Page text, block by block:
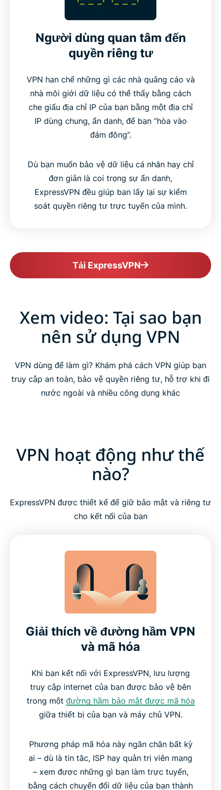
Người dùng quan tâm đến
quyền riêng tư
VPN hạn chế những gì các nhà quảng cáo và
nhà môi giới dữ liệu có thể thấy bằng cách
che giấu địa chỉ IP của bạn bằng một địa chỉ
IP dùng chung, ẩn danh, để bạn “hòa vào
đám đông”.
Dù bạn muốn bảo vệ dữ liệu cá nhân hay chỉ
đơn giản là coi trọng sự ẩn danh,
ExpressVPN đều giúp bạn lấy lại sự kiểm
soát quyền riêng tư trực tuyến của mình.
Tải ExpressVPN
Xem video: Tại sao bạn
nên sử dụng VPN
VPN dùng để làm gì? Khám phá cách VPN giúp bạn
truy cập an toàn, bảo vệ quyền riêng tư, hỗ trợ khi đi
nước ngoài và nhiều công dụng khác
VPN hoạt động như thế
nào?
ExpressVPN được thiết kế để giữ bảo mật và riêng tư
cho kết nối của bạn
Giải thích về đường hầm VPN
và mã hóa
Khi bạn kết nối với ExpressVPN, lưu lượng
truy cập internet của bạn được bảo vệ bên
trong một đường hầm bảo mật được mã hóa
giữa thiết bị của bạn và máy chủ VPN.
Phương pháp mã hóa này ngăn chặn bất kỳ
ai – dù là tin tặc, ISP hay quản trị viên mạng
– xem được những gì bạn làm trực tuyến,
bằng cách chuyển đổi dữ liệu của bạn thành